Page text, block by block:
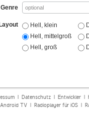
Genre
Layout
Hell, klein
Hell, mittelgroß
Hell, groß
| Datenschutz| Entwickler|
TV| Radioplayer für iOS|